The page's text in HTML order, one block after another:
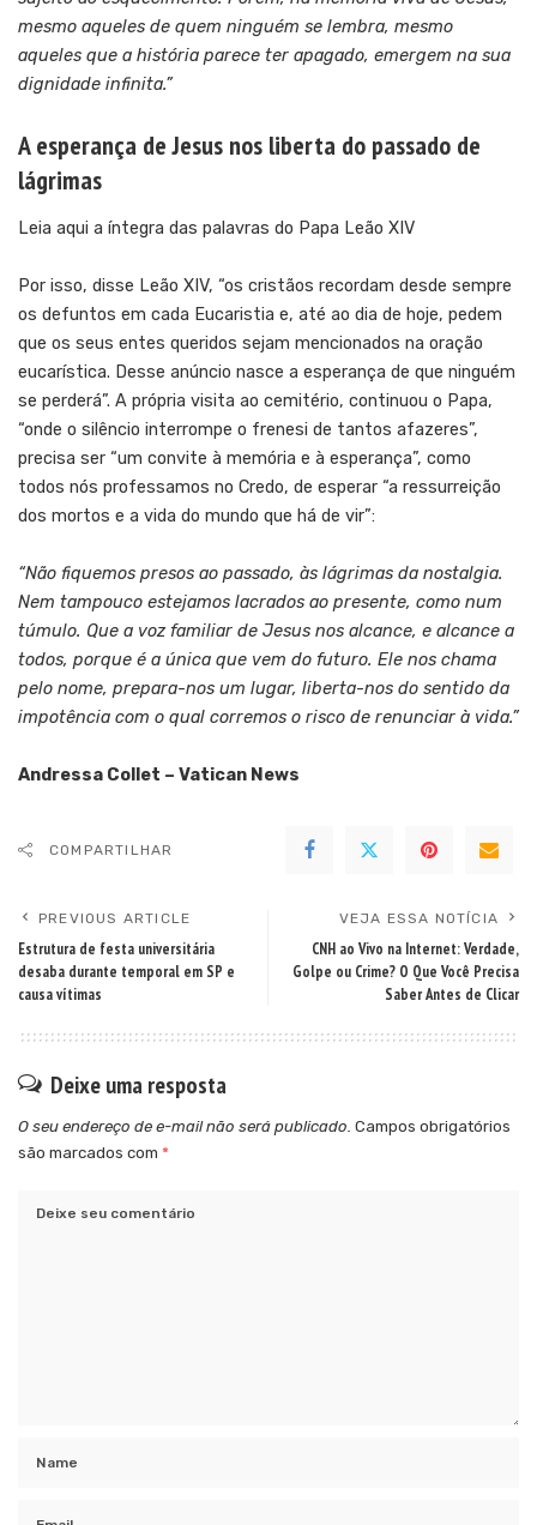
mesmo aqueles de quem ninguém se lembra, mesmo
aqueles que a história parece ter apagado, emergem na sua
dignidade infinita.”
A esperança de Jesus nos liberta do passado de
lágrimas
Leia aqui a íntegra das palavras do Papa Leão XIV
Por isso, disse Leão XIV, “os cristãos recordam desde sempre
os defuntos em cada Eucaristia e, até ao dia de hoje, pedem
que os seus entes queridos sejam mencionados na oração
eucarística. Desse anúncio nasce a esperança de que ninguém
se perderá”. A própria visita ao cemitério, continuou o Papa,
“onde o silêncio interrompe o frenesi de tantos afazeres”,
precisa ser “um convite à memória e à esperança”, como
todos nós professamos no Credo, de esperar “a ressurreição
dos mortos e a vida do mundo que há de vir”:
“Não fiquemos presos ao passado, às lágrimas da nostalgia.
Nem tampouco estejamos lacrados ao presente, como num
túmulo. Que a voz familiar de Jesus nos alcance, e alcance a
todos, porque é a única que vem do futuro. Ele nos chama
pelo nome, prepara-nos um lugar, liberta-nos do sentido da
impotência com o qual corremos o risco de renunciar à vida.”
Andressa Collet – Vatican News
COMPARTILHAR
PREVIOUS ARTICLE
Estrutura de festa universitária
desaba durante temporal em SP e
causa vítimas
VEJA ESSA NOTÍCIA
CNH ao Vivo na Internet: Verdade,
Golpe ou Crime? O Que Você Precisa
Saber Antes de Clicar
Deixe uma resposta
O seu endereço de e-mail não será publicado. Campos obrigatórios
são marcados com *